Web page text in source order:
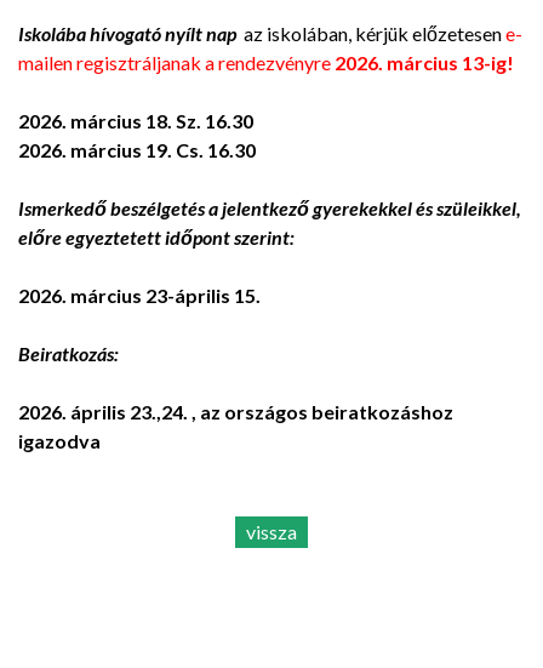
Iskolába hívogató nyílt nap az iskolában, kérjük előzetesene-
mailen regisztráljanak a rendezvényre 2026. március 13-ig!
2026. március 18. Sz. 16.30
2026. március 19. Cs. 16.30
Ismerkedő beszélgetés a jelentkező gyerekekkel és szüleikkel,
előre egyeztetett időpont szerint:
2026. március 23-április 15.
Beiratkozás:
2026. április 23.,24. , az országos beiratkozáshoz
igazodva